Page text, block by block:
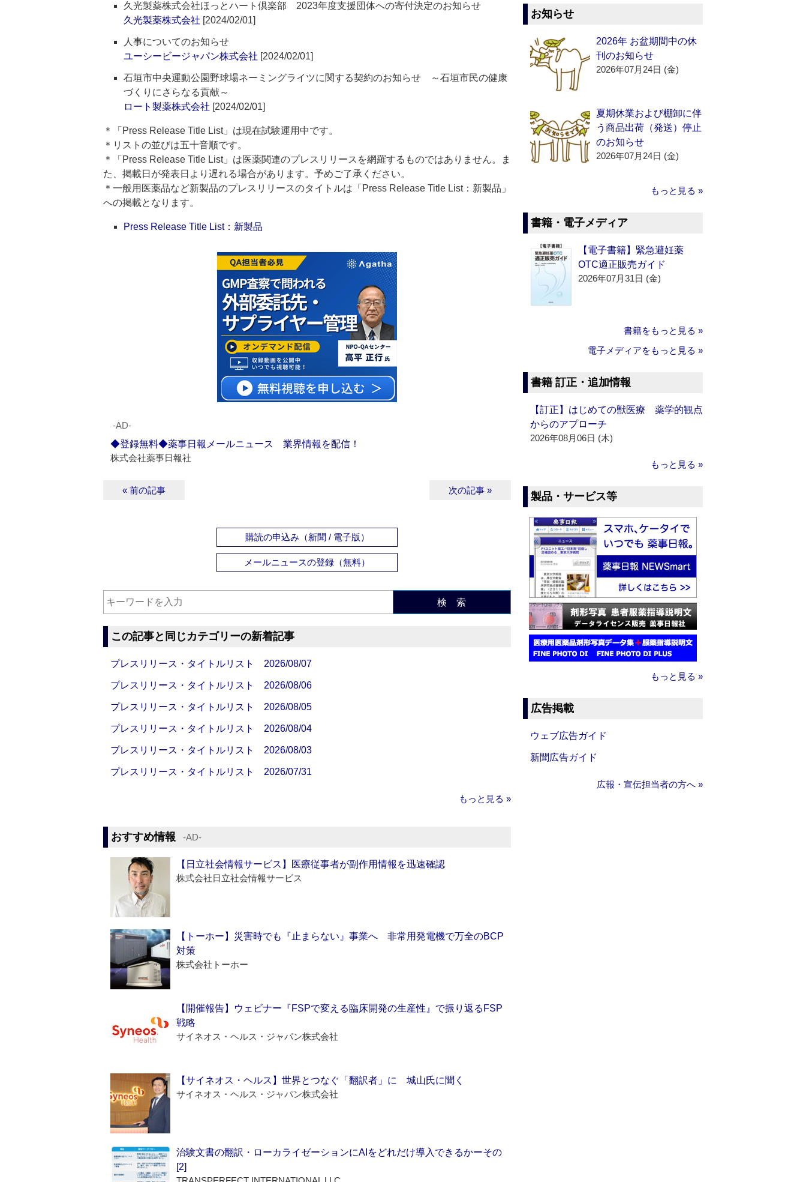
久光製薬株式会社ほっとハート倶楽部 2023年度支援団体への寄付決定のお知らせ
久光製薬株式会社 [2024/02/01]
人事についてのお知らせ
ユーシービージャパン株式会社 [2024/02/01]
石垣市中央運動公園野球場ネーミングライツに関する契約のお知らせ ～石垣市民の健康
づくりにさらなる貢献～
ロート製薬株式会社 [2024/02/01]
＊「Press Release Title List」は現在試験運用中です。
＊リストの並びは五十音順です。
＊「Press Release Title List」は医薬関連のプレスリリースを網羅するものではありません。ま
た、掲載日が発表日より遅れる場合があります。予めご了承ください。
＊一般用医薬品など新製品のプレスリリースのタイトルは「Press Release Title List：新製品」
への掲載となります。
Press Release Title List：新製品
‐AD‐
◆登録無料◆薬事日報メールニュース 業界情報を配信！
株式会社薬事日報社
« 前の記事 次の記事 »
購読の申込み（新聞 / 電子版）
メールニュースの登録（無料）
検 索
この記事と同じカテゴリーの新着記事
プレスリリース・タイトルリスト 2026/08/07
プレスリリース・タイトルリスト 2026/08/06
プレスリリース・タイトルリスト 2026/08/05
プレスリリース・タイトルリスト 2026/08/04
プレスリリース・タイトルリスト 2026/08/03
プレスリリース・タイトルリスト 2026/07/31
もっと見る »
おすすめ情報 ‐AD‐
【日立社会情報サービス】医療従事者が副作用情報を迅速確認
株式会社日立社会情報サービス
【トーホー】災害時でも『止まらない』事業へ 非常用発電機で万全のBCP
対策
株式会社トーホー
【開催報告】ウェビナー『FSPで変える臨床開発の生産性』で振り返るFSP
戦略
サイネオス・ヘルス・ジャパン株式会社
【サイネオス・ヘルス】世界とつなぐ「翻訳者」に 城山氏に聞く
サイネオス・ヘルス・ジャパン株式会社
治験文書の翻訳・ローカライゼーションにAIをどれだけ導入できるかーその
[2]
お知らせ
2026年 お盆期間中の休
刊のお知らせ
2026年07月24日 (金)
夏期休業および棚卸に伴
う商品出荷（発送）停止
のお知らせ
2026年07月24日 (金)
もっと見る »
書籍・電子メディア
【電子書籍】緊急避妊薬
OTC適正販売ガイド
2026年07月31日 (金)
書籍をもっと見る »
電子メディアをもっと見る »
書籍 訂正・追加情報
【訂正】はじめての獣医療 薬学的観点
からのアプローチ
2026年08月06日 (木)
もっと見る »
製品・サービス等
もっと見る »
広告掲載
ウェブ広告ガイド
新聞広告ガイド
広報・宣伝担当者の方へ »